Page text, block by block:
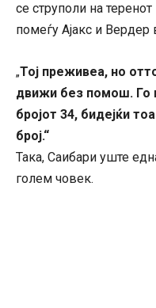
се струполи на
помеѓу Ајакс и Вердер
„Тој преживеа, но
движи без помош. Го
бројот 34, бидејќи
број.“
Така, Саибари уште
голем човек.